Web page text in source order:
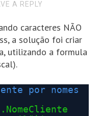
A REPLY
caracteres NÃO
a solução foi criar
utilizando a formula
por nomes